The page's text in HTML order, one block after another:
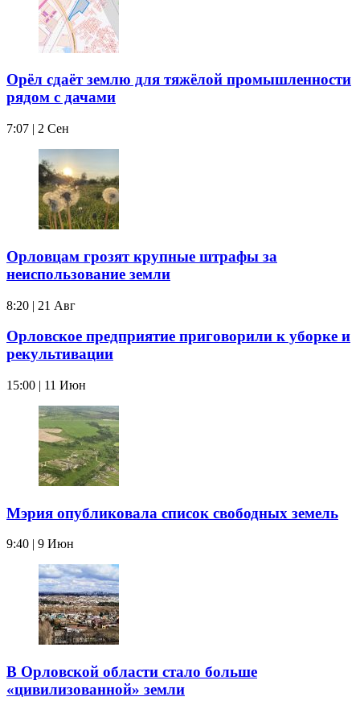
Орёл сдаёт землю для тяжёлой промышленности
рядом с дачами
7:07 | 2 Сен
Орловцам грозят крупные штрафы за
неиспользование земли
8:20 | 21 Авг
Орловское предприятие приговорили к уборке и
рекультивации
15:00 | 11 Июн
Мэрия опубликовала список свободных земель
9:40 | 9 Июн
В Орловской области стало больше
«цивилизованной» земли